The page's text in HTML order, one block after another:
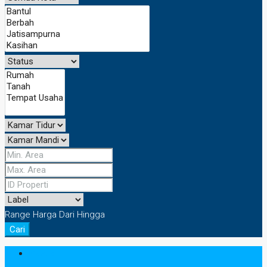
Range Harga Dari Hingga
Cari